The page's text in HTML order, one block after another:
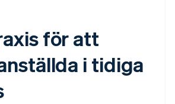
för att
i tidiga